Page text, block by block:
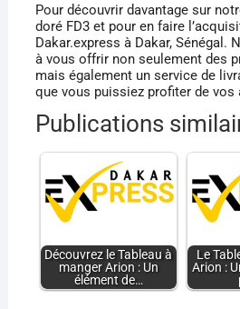
Pour découvrir davantage sur
doré FD3 et pour en faire
Dakar.express à Dakar, Sénégal.
à vous offrir non seulement des
mais également un service de
que vous puissiez profiter de vos
Publications
Découvrez le Tableau à
manger Arion : Un
élément de…
Le
Arion :